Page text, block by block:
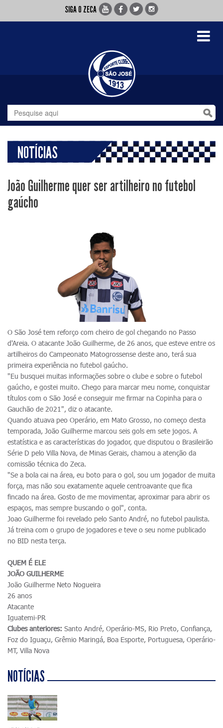
SIGA O ZECA
Toggle
NOTÍCIAS
João Guilherme quer ser artilheiro no futebol
gaúcho
O São José tem reforço com cheiro de gol chegando no Passo
d'Areia. O atacante João Guilherme, de 26 anos, que esteve entre os
artilheiros do Campeonato Matogrossense deste ano, terá sua
primeira experiência no futebol gaúcho.
"Eu busquei muitas informações sobre o clube e sobre o futebol
gaúcho, e gostei muito. Chego para marcar meu nome, conquistar
títulos com o São José e conseguir me firmar na Copinha para o
Gauchão de 2021", diz o atacante.
Quando atuava peo Operário, em Mato Grosso, no começo desta
temporada, João Guilherme marcou seis gols em sete jogos. A
estatística e as características do jogador, que disputou o Brasileirão
Série D pelo Villa Nova, de Minas Gerais, chamou a atenção da
comissão técnica do Zeca.
"Se a bola cai na área, eu boto para o gol, sou um jogador de muita
força, mas não sou exatamente aquele centroavante que fica
fincado na área. Gosto de me movimentar, aproximar para abrir os
espaços, mas sempre buscando o gol", conta.
Joao Guilherme foi revelado pelo Santo André, no futebol paulista.
Já treina com o grupo de jogadores e teve o seu nome publicado
no BID nesta terça.
QUEM É ELE
JOÃO GUILHERME
João Guilherme Neto Nogueira
26 anos
Atacante
Iguatemi-PR
Clubes anteriores: Santo André, Operário-MS, Rio Preto, Confiança,
Foz do Iguaçu, Grêmio Maringá, Boa Esporte, Portuguesa, Operário-
MT, Villa Nova
NOTÍCIAS